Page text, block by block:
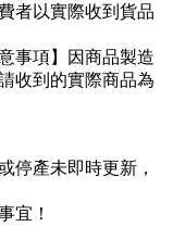
者以實際收到貨品
事項】因商品製造
收到的實際商品為
停產未即時更新，
宜！